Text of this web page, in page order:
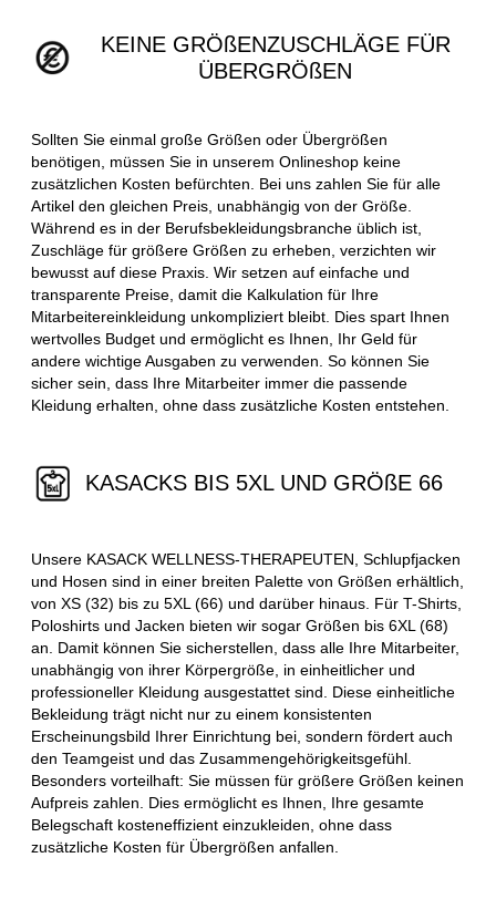
KEINE GRÖßENZUSCHLÄGE FÜR
ÜBERGRÖßEN
Sollten Sie einmal große Größen oder Übergrößen
benötigen, müssen Sie in unserem Onlineshop keine
zusätzlichen Kosten befürchten. Bei uns zahlen Sie für alle
Artikel den gleichen Preis, unabhängig von der Größe.
Während es in der Berufsbekleidungsbranche üblich ist,
Zuschläge für größere Größen zu erheben, verzichten wir
bewusst auf diese Praxis. Wir setzen auf einfache und
transparente Preise, damit die Kalkulation für Ihre
Mitarbeitereinkleidung unkompliziert bleibt. Dies spart Ihnen
wertvolles Budget und ermöglicht es Ihnen, Ihr Geld für
andere wichtige Ausgaben zu verwenden. So können Sie
sicher sein, dass Ihre Mitarbeiter immer die passende
Kleidung erhalten, ohne dass zusätzliche Kosten entstehen.
KASACKS BIS 5XL UND GRÖßE 66
Unsere KASACK WELLNESS-THERAPEUTEN, Schlupfjacken
und Hosen sind in einer breiten Palette von Größen erhältlich,
von XS (32) bis zu 5XL (66) und darüber hinaus. Für T-Shirts,
Poloshirts und Jacken bieten wir sogar Größen bis 6XL (68)
an. Damit können Sie sicherstellen, dass alle Ihre Mitarbeiter,
unabhängig von ihrer Körpergröße, in einheitlicher und
professioneller Kleidung ausgestattet sind. Diese einheitliche
Bekleidung trägt nicht nur zu einem konsistenten
Erscheinungsbild Ihrer Einrichtung bei, sondern fördert auch
den Teamgeist und das Zusammengehörigkeitsgefühl.
Besonders vorteilhaft: Sie müssen für größere Größen keinen
Aufpreis zahlen. Dies ermöglicht es Ihnen, Ihre gesamte
Belegschaft kosteneffizient einzukleiden, ohne dass
zusätzliche Kosten für Übergrößen anfallen.